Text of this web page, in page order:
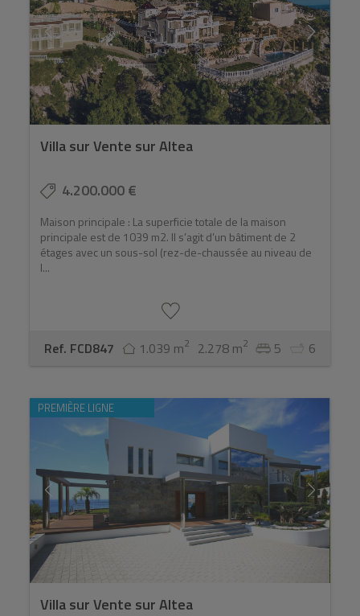
Villa sur Vente sur Altea
4.200.000 €
Maison principale : La superficie totale de la maison
principale est de 1039 m2. Il s’agit d’un bâtiment de 2
étages avec un sous-sol (rez-de-chaussée au niveau de
l...
Ref. FCD847 1.039 m2 2.278 m2 5 6
PREMIÈRE LIGNE
Villa sur Vente sur Altea